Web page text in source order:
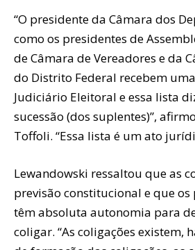
“O presidente da Câmara dos
como os presidentes de
de Câmara de Vereadores e da
do Distrito Federal recebem
Judiciário Eleitoral e essa lista
sucessão (dos suplentes)”,
Toffoli. “Essa lista é um ato
Lewandowski ressaltou que as
previsão constitucional e que
têm absoluta autonomia para
coligar. “As coligações existem,